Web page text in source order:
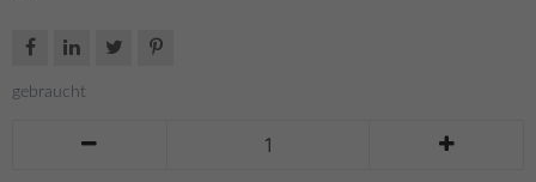
   
gebraucht
 